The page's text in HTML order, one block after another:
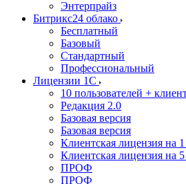
Энтерпрайз
Битрикс24 облако
Бесплатный
Базовый
Стандартный
Профессиональный
Лицензии 1С
10 пользователей +
Редакция 2.0
Базовая версия
Базовая версия
Клиентская лицензия на
Клиентская лицензия на
ПРОФ
ПРОФ